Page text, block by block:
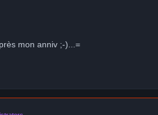
mon anniv ;-)...=